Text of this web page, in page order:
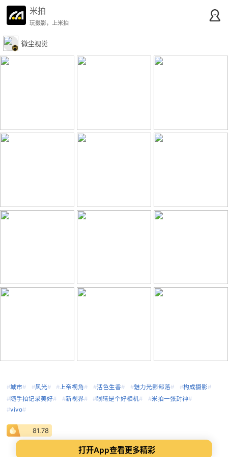
米拍
玩摄影，上米拍
微尘视觉
#城市# #风光# #上帝视角# #活色生香# #魅力光影部落# #构成摄影#
#随手拍记录美好# #新视界# #眼睛是个好相机# #米拍一张封神#
#vivo#
81.78
打开App查看更多精彩